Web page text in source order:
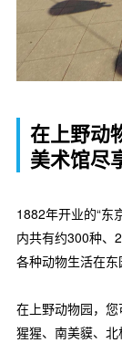
在上野动
美术馆尽
1882年开业的“东
内共有约300种、
各种动物生活在东
在上野动物园，
猩猩、南美貘、北